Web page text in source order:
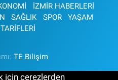
İZMİR HABERLERİ
SAĞLIK SPOR
YAŞAM
TE Bilişim
için çerezlerden